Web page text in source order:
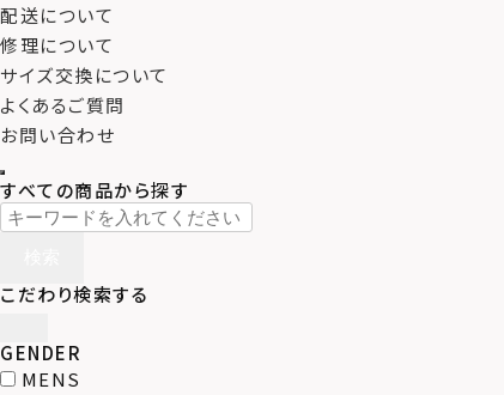
配送について
修理について
サイズ交換について
よくあるご質問
お問い合わせ
すべての商品から探す
こだわり検索する
GENDER
MENS